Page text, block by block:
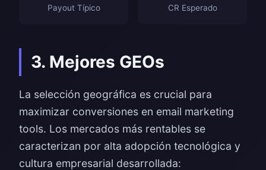
Payout Típico CR Esperado
3. Mejores GEOs
La selección geográfica es crucial para
maximizar conversiones en email marketing
tools. Los mercados más rentables se
caracterizan por alta adopción tecnológica y
cultura empresarial desarrollada: